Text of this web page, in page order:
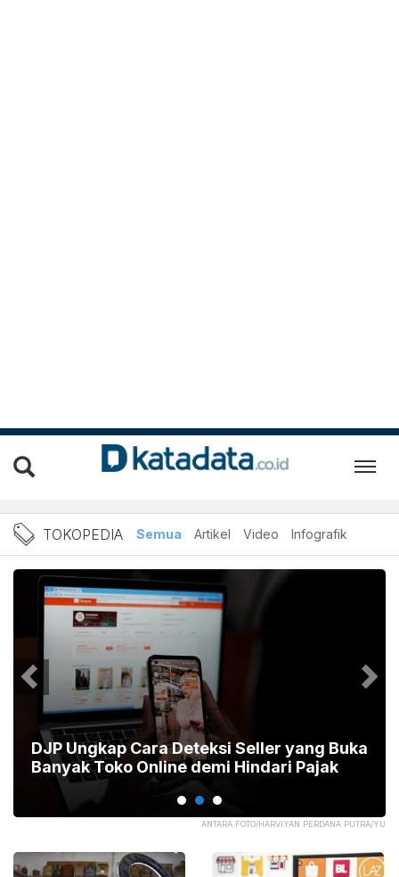
TOKOPEDIA: Berita
TOKOPEDIA Semua Artikel Video Infografik
ANTARA FOTO/HARVIYAN PERDANA PUTRA/YU
DJP Ungkap Cara Deteksi Seller yang Buka
Banyak Toko Online demi Hindari Pajak